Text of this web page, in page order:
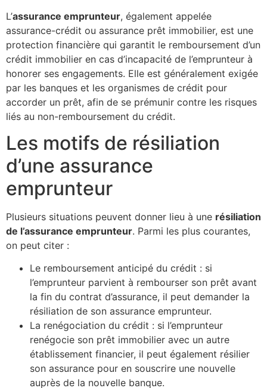
L’assurance emprunteur, également appelée
assurance-crédit ou assurance prêt immobilier, est une
protection financière qui garantit le remboursement d’un
crédit immobilier en cas d’incapacité de l’emprunteur à
honorer ses engagements. Elle est généralement exigée
par les banques et les organismes de crédit pour
accorder un prêt, afin de se prémunir contre les risques
liés au non-remboursement du crédit.
Les motifs de résiliation
d’une assurance
emprunteur
Plusieurs situations peuvent donner lieu à une résiliation
de l’assurance emprunteur. Parmi les plus courantes,
on peut citer :
Le remboursement anticipé du crédit : si
l’emprunteur parvient à rembourser son prêt avant
la fin du contrat d’assurance, il peut demander la
résiliation de son assurance emprunteur.
La renégociation du crédit : si l’emprunteur
renégocie son prêt immobilier avec un autre
établissement financier, il peut également résilier
son assurance pour en souscrire une nouvelle
auprès de la nouvelle banque.